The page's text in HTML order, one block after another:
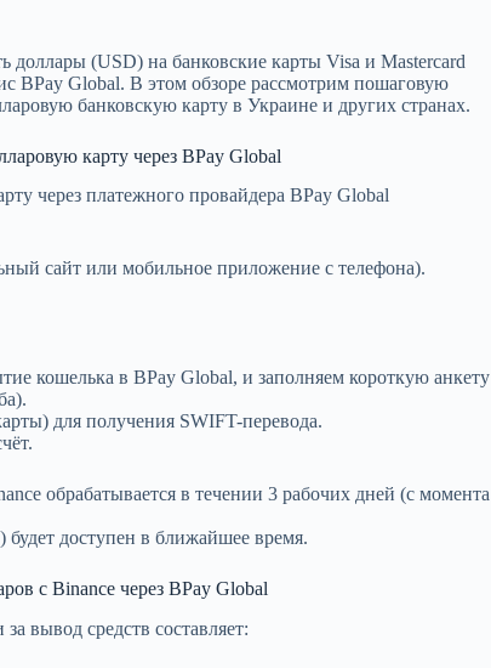
(USD) на банковские карты Visa и Mastercard
BPay Global. В этом обзоре рассмотрим пошаговую
банковскую карту в Украине и других странах.
карту через BPay Global
через платежного провайдера BPay Global
сайт или мобильное приложение с телефона).
кошелька в BPay Global, и заполняем короткую анкету
для получения SWIFT-перевода.
обрабатывается в течении 3 рабочих дней (с момента
доступен в ближайшее время.
с Binance через BPay Global
вывод средств составляет: